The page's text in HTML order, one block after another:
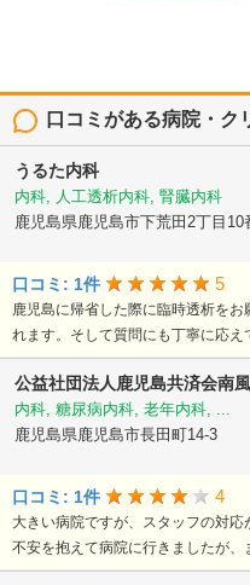
口コミがある病院・ク
うるた内科
内科, 人工透析内科, 腎臓内科
鹿児島県鹿児島市下荒田2丁目10
口コミ: 1件 5
鹿児島に帰省した際に臨時透析を
れます。そして質問にも丁寧に応え
公益社団法人鹿児島共済会南
内科, 糖尿病内科, 老年内科, ...
鹿児島県鹿児島市長田町14-3
口コミ: 1件 4
大きい病院ですが、スタッフの対
不安を抱えて病院に行きましたが、